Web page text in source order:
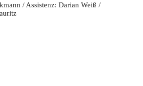
/ Assistenz: Darian Weiß /